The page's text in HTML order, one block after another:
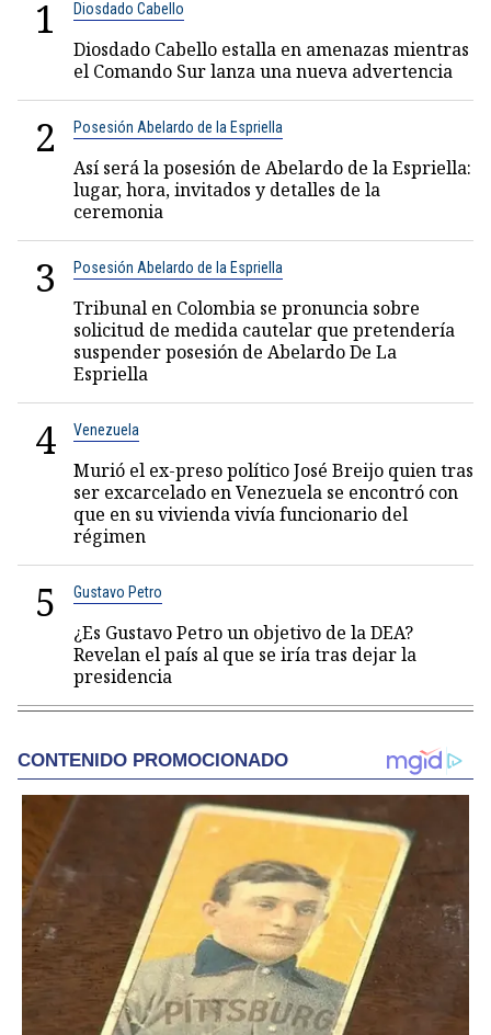
1 Diosdado Cabello
Diosdado Cabello estalla en amenazas mientras
el Comando Sur lanza una nueva advertencia
2 Posesión Abelardo de la Espriella
Así será la posesión de Abelardo de la Espriella:
lugar, hora, invitados y detalles de la
ceremonia
3 Posesión Abelardo de la Espriella
Tribunal en Colombia se pronuncia sobre
solicitud de medida cautelar que pretendería
suspender posesión de Abelardo De La
Espriella
4 Venezuela
Murió el ex-preso político José Breijo quien tras
ser excarcelado en Venezuela se encontró con
que en su vivienda vivía funcionario del
régimen
5 Gustavo Petro
¿Es Gustavo Petro un objetivo de la DEA?
Revelan el país al que se iría tras dejar la
presidencia